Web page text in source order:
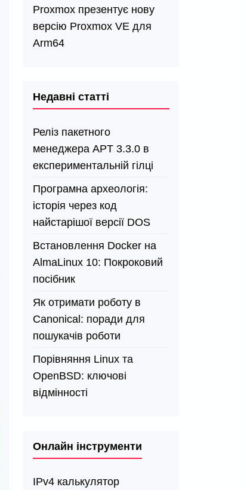
Proxmox презентує нову
версію Proxmox VE для
Arm64
Недавні статті
Реліз пакетного
менеджера APT 3.3.0 в
експериментальній гілці
Програмна археологія:
історія через код
найстарішої версії DOS
Встановлення Docker на
AlmaLinux 10: Покроковий
посібник
Як отримати роботу в
Canonical: поради для
пошукачів роботи
Порівняння Linux та
OpenBSD: ключові
відмінності
Онлайн інструменти
IPv4 калькулятор